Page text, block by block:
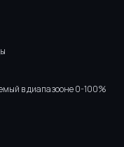
в диапазооне 0-100%